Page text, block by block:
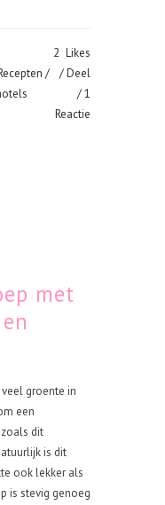
/
2 Likes
Deel
1
Reactie
met
groente in
een
dit
is dit
ook lekker als
is stevig genoeg